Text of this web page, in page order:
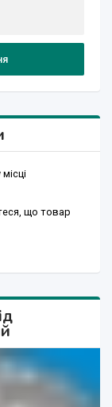
що товар